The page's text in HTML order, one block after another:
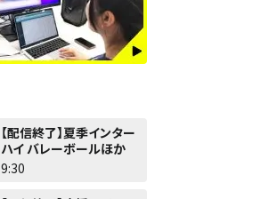
【配信終了】夏季インター
ハイ バレーボールほか
9:30